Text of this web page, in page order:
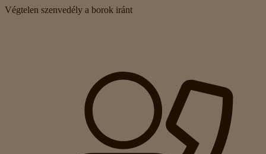
Végtelen szenvedély a borok iránt